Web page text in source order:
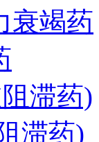
衰竭药
滞药)
滞药)